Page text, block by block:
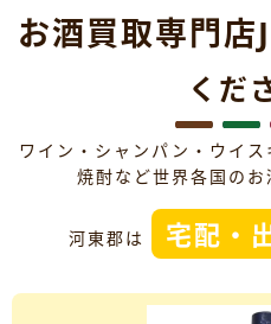
お酒買取専門店
くだ
ワイン・シャンパン・ウイ
焼酎など世界各国のお
河東郡は 宅配・